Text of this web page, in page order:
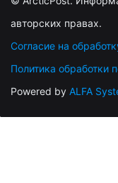
авторских правах.
Согласие на
Политика обработки
Powered by ALFA